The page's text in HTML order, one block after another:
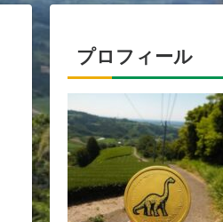
プロフィール